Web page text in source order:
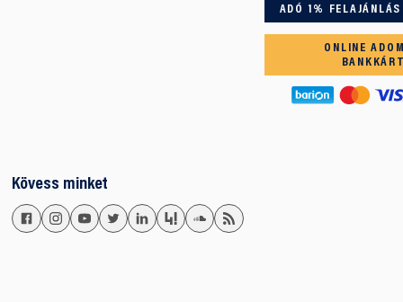
ADÓ 1% FELAJÁNLÁS
ONLINE
Kövess minket